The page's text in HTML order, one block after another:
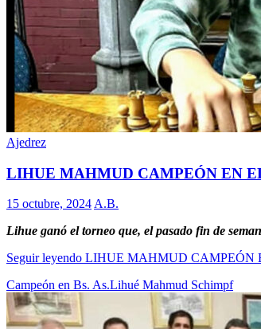
Ajedrez
LIHUE MAHMUD CAMPEÓN EN
15 octubre, 2024 A.B.
Lihue ganó el torneo que, el pasado fin de
Seguir leyendo LIHUE MAHMUD CAMPEÓN
Campeón en Bs. As.Lihué Mahmud Schimpf